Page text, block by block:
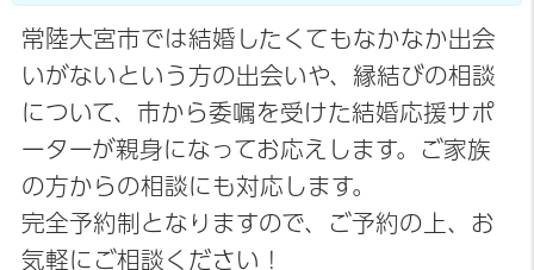
常陸大宮市では結婚したくてもなかなか出会
いがないという方の出会いや、縁結びの相談
について、市から委嘱を受けた結婚応援サポ
ーターが親身になってお応えします。ご家族
の方からの相談にも対応します。
完全予約制となりますので、ご予約の上、お
気軽にご相談ください！